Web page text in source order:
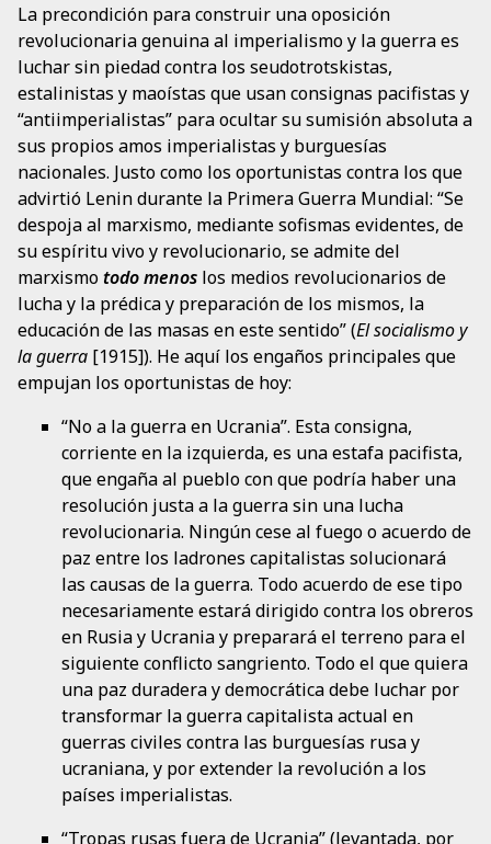
La precondición para construir una oposición
revolucionaria genuina al imperialismo y la guerra es
luchar sin piedad contra los seudotrotskistas,
estalinistas y maoístas que usan consignas pacifistas y
“antiimperialistas” para ocultar su sumisión absoluta a
sus propios amos imperialistas y burguesías
nacionales. Justo como los oportunistas contra los que
advirtió Lenin durante la Primera Guerra Mundial: “Se
despoja al marxismo, mediante sofismas evidentes, de
su espíritu vivo y revolucionario, se admite del
marxismotodo menos los medios revolucionarios de
lucha y la prédica y preparación de los mismos, la
educación de las masas en este sentido” (El socialismo y
la guerra [1915]). He aquí los engaños principales que
empujan los oportunistas de hoy:
“No a la guerra en Ucrania”. Esta consigna,
corriente en la izquierda, es una estafa pacifista,
que engaña al pueblo con que podría haber una
resolución justa a la guerra sin una lucha
revolucionaria. Ningún cese al fuego o acuerdo de
paz entre los ladrones capitalistas solucionará
las causas de la guerra. Todo acuerdo de ese tipo
necesariamente estará dirigido contra los obreros
en Rusia y Ucrania y preparará el terreno para el
siguiente conflicto sangriento. Todo el que quiera
una paz duradera y democrática debe luchar por
transformar la guerra capitalista actual en
guerras civiles contra las burguesías rusa y
ucraniana, y por extender la revolución a los
países imperialistas.
“Tropas rusas fuera de Ucrania” (levantada, por